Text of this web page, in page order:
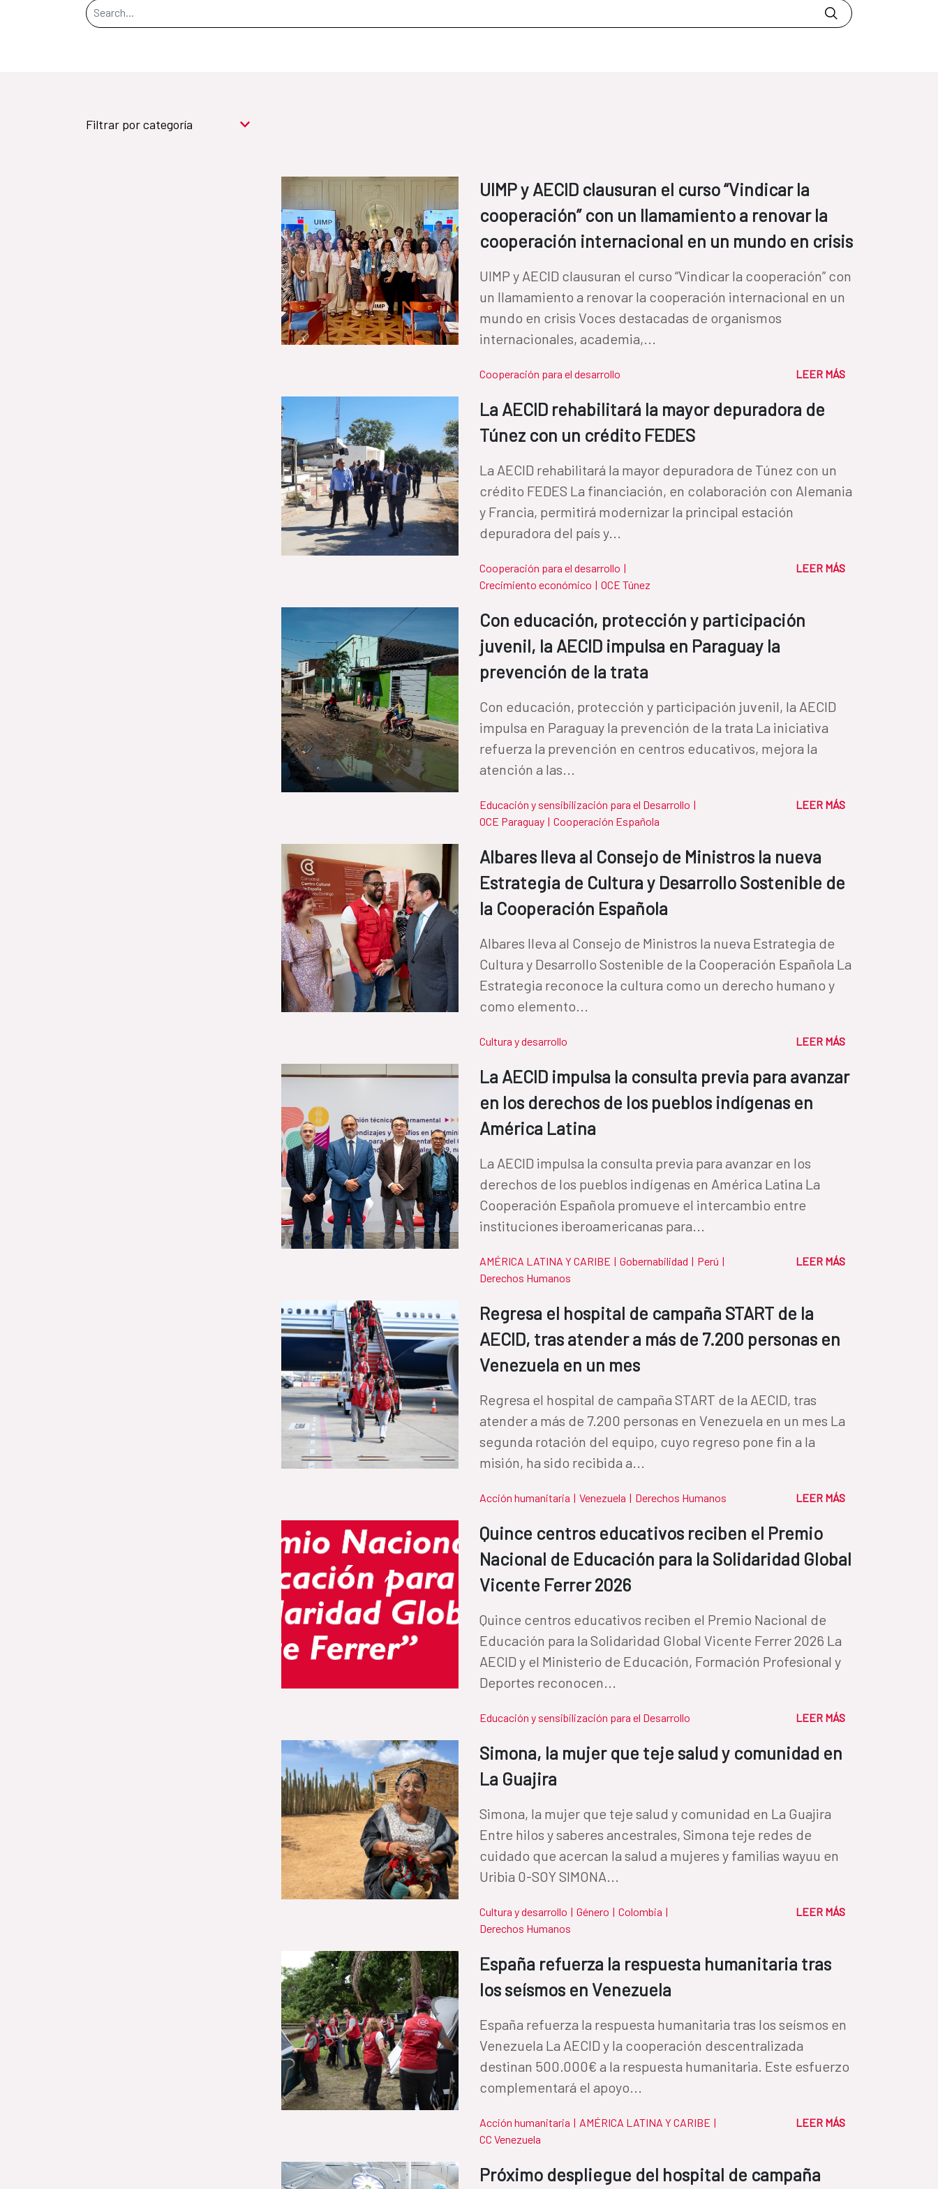
Filtrar por categoría
UIMP y AECID clausuran el curso “Vindicar la
cooperación” con un llamamiento a renovar la
cooperación internacional en un mundo en crisis
UIMP y AECID clausuran el curso “Vindicar la cooperación” con
un llamamiento a renovar la cooperación internacional en un
mundo en crisis Voces destacadas de organismos
internacionales, academia,...
Cooperación para el desarrollo LEER MÁS
La AECID rehabilitará la mayor depuradora de
Túnez con un crédito FEDES
La AECID rehabilitará la mayor depuradora de Túnez con un
crédito FEDES La financiación, en colaboración con Alemania
y Francia, permitirá modernizar la principal estación
depuradora del país y...
Cooperación para el desarrollo |
Crecimiento económico | OCE Túnez
LEER MÁS
Con educación, protección y participación
juvenil, la AECID impulsa en Paraguay la
prevención de la trata
Con educación, protección y participación juvenil, la AECID
impulsa en Paraguay la prevención de la trata La iniciativa
refuerza la prevención en centros educativos, mejora la
atención a las...
Educación y sensibilización para el Desarrollo |
OCE Paraguay | Cooperación Española
LEER MÁS
Albares lleva al Consejo de Ministros la nueva
Estrategia de Cultura y Desarrollo Sostenible de
la Cooperación Española
Albares lleva al Consejo de Ministros la nueva Estrategia de
Cultura y Desarrollo Sostenible de la Cooperación Española La
Estrategia reconoce la cultura como un derecho humano y
como elemento...
Cultura y desarrollo LEER MÁS
La AECID impulsa la consulta previa para avanzar
en los derechos de los pueblos indígenas en
América Latina
La AECID impulsa la consulta previa para avanzar en los
derechos de los pueblos indígenas en América Latina La
Cooperación Española promueve el intercambio entre
instituciones iberoamericanas para...
AMÉRICA LATINA Y CARIBE | Gobernabilidad | Perú |
Derechos Humanos
LEER MÁS
Regresa el hospital de campaña START de la
AECID, tras atender a más de 7.200 personas en
Venezuela en un mes
Regresa el hospital de campaña START de la AECID, tras
atender a más de 7.200 personas en Venezuela en un mes La
segunda rotación del equipo, cuyo regreso pone fin a la
misión, ha sido recibida a...
Acción humanitaria | Venezuela | Derechos Humanos LEER MÁS
Quince centros educativos reciben el Premio
Nacional de Educación para la Solidaridad Global
Vicente Ferrer 2026
Quince centros educativos reciben el Premio Nacional de
Educación para la Solidaridad Global Vicente Ferrer 2026 La
AECID y el Ministerio de Educación, Formación Profesional y
Deportes reconocen...
Educación y sensibilización para el Desarrollo LEER MÁS
Simona, la mujer que teje salud y comunidad en
La Guajira
Simona, la mujer que teje salud y comunidad en La Guajira
Entre hilos y saberes ancestrales, Simona teje redes de
cuidado que acercan la salud a mujeres y familias wayuu en
Uribia 0-SOY SIMONA...
Cultura y desarrollo | Género | Colombia |
Derechos Humanos
LEER MÁS
España refuerza la respuesta humanitaria tras
los seísmos en Venezuela
España refuerza la respuesta humanitaria tras los seísmos en
Venezuela La AECID y la cooperación descentralizada
destinan 500.000€ a la respuesta humanitaria. Este esfuerzo
complementará el apoyo...
Acción humanitaria | AMÉRICA LATINA Y CARIBE |
CC Venezuela
LEER MÁS
Próximo despliegue del hospital de campaña